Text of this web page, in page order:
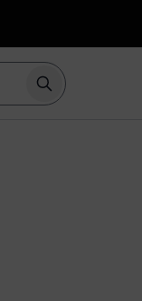
Suche mit